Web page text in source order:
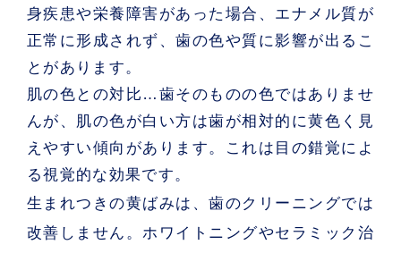
身疾患や栄養障害があった場合、エナメル質が
正常に形成されず、歯の色や質に影響が出るこ
とがあります。
肌の色との対比 …歯そのものの色ではありませ
んが、肌の色が白い方は歯が相対的に黄色く見
えやすい傾向があります。これは目の錯覚によ
る視覚的な効果です。
生まれつきの黄ばみは、歯のクリーニングでは
改善しません。ホワイトニングやセラミック治